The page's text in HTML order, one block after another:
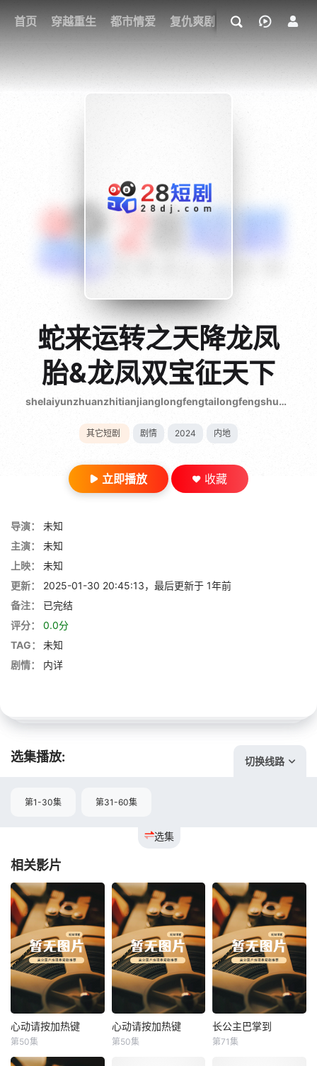
首页 穿越重生 都市情爱 复仇爽剧 玄幻武侠 奇幻
我的观影记录
{if condition="$obj.vod_points
28短剧
蛇来运转之天降龙凤
胎&龙凤双宝征天下
shelaiyunzhuanzhitianjianglongfengtailongfengshuangbaozhengtianxia
其它短剧 剧情 2024 内地
立即播放 收藏
导演：
未知
主演：
未知
上映：
未知
更新：
2025-01-30 20:45:13，最后更新于 1年前
备注：
已完结
评分：
0.0分
TAG：
未知
剧情：
内详
选集播放: 切换线路
选集
第1-30集 第31-60集
相关影片
心动请按加热键
心动请按加热键
第50集
心动请按加热键
心动请按加热键
第50集
长公主巴掌到
长公主巴掌到
第71集